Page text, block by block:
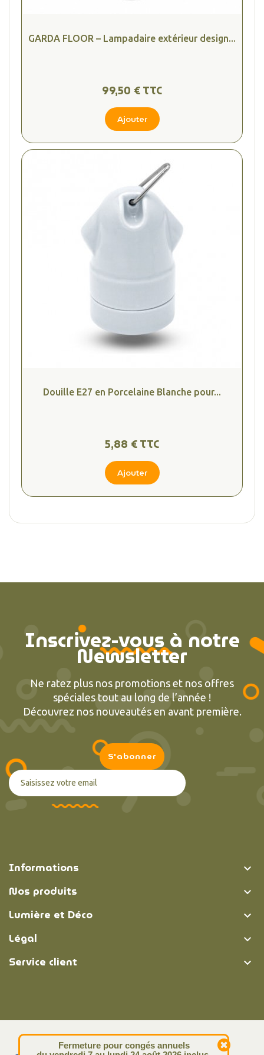
GARDA FLOOR – Lampadaire extérieur design...
99,50 € TTC
Ajouter
Douille E27 en Porcelaine Blanche pour...
5,88 € TTC
Ajouter
Inscrivez-vous à notre
Newsletter
Ne ratez plus nos promotions et nos offres
spéciales tout au long de l’année !
Découvrez nos nouveautés en avant première.
Informations 
Nos produits 
Lumière et Déco 
Légal 
Service client 
© Lumière et Déco | 2026
Fermeture pour congés annuels